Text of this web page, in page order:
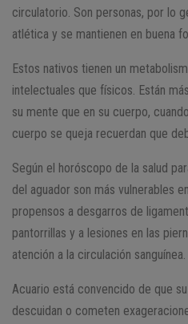
circulatorio. Son personas, por lo
atlética y se mantienen en buena
Estos nativos tienen un
intelectuales que físicos. Están
su mente que en su cuerpo,
cuerpo se queja recuerdan que
Según el horóscopo de la salud
del aguador son más vulnerables
propensos a desgarros de
pantorrillas y a lesiones en las
atención a la circulación sanguínea.
Acuario está convencido de que
descuidan o cometen